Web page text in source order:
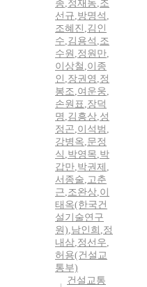
종,정재동,조
선규,방명석 ,
조혜진 ,김인
수,김용석 ,조
수원 ,정원만,
이상철 ,이종
인 ,장권영 ,정
봉조,여운웅,
손원표,장덕
명 ,김흥상,성
정곤,이석범 ,
강병옥,문정
식 ,박영목,박
갑만,박권제 ,
서종술,고춘
근,조완상,이
태옥(한국건
설기술연구
원),남인희 ,정
내삼,정선우,
허용(건설교
통부)
건설교통